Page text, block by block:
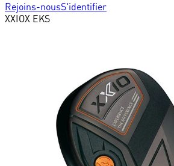
Rejoins-nousS'identifier
XXIOX EKS